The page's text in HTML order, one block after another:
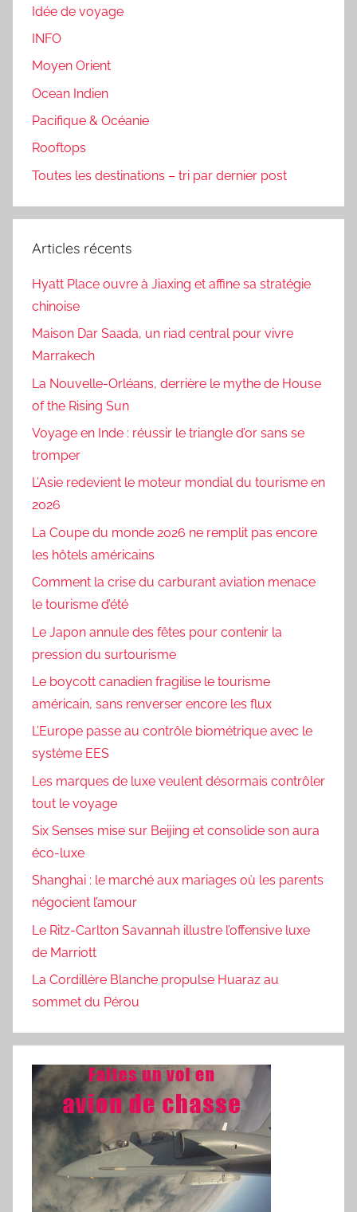
Idée de voyage
INFO
Moyen Orient
Ocean Indien
Pacifique & Océanie
Rooftops
Toutes les destinations – tri par dernier post
Articles récents
Hyatt Place ouvre à Jiaxing et affine sa stratégie
chinoise
Maison Dar Saada, un riad central pour vivre
Marrakech
La Nouvelle-Orléans, derrière le mythe de House
of the Rising Sun
Voyage en Inde : réussir le triangle d’or sans se
tromper
L’Asie redevient le moteur mondial du tourisme en
2026
La Coupe du monde 2026 ne remplit pas encore
les hôtels américains
Comment la crise du carburant aviation menace
le tourisme d’été
Le Japon annule des fêtes pour contenir la
pression du surtourisme
Le boycott canadien fragilise le tourisme
américain, sans renverser encore les flux
L’Europe passe au contrôle biométrique avec le
système EES
Les marques de luxe veulent désormais contrôler
tout le voyage
Six Senses mise sur Beijing et consolide son aura
éco-luxe
Shanghai : le marché aux mariages où les parents
négocient l’amour
Le Ritz-Carlton Savannah illustre l’offensive luxe
de Marriott
La Cordillère Blanche propulse Huaraz au
sommet du Pérou